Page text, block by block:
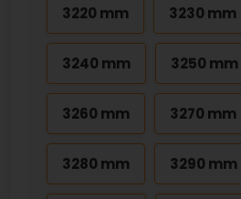
3220 mm 3230 mm
3240 mm 3250 mm
3260 mm 3270 mm
3280 mm 3290 mm